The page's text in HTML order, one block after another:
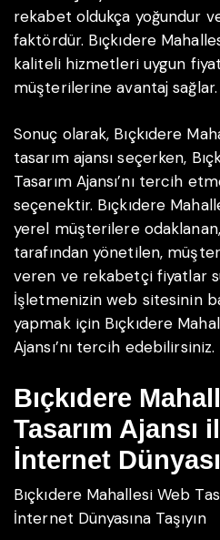
rekabet oldukça yoğundur
faktördür. Bıçkıdere
kaliteli hizmetleri uygun
müşterilerine avantaj sağlar.
Sonuç olarak, Bıçkıdere
tasarım ajansı seçerken,
Tasarım Ajansı’nı tercih
seçenektir. Bıçkıdere
yerel müşterilere
tarafından yönetilen,
veren ve rekabetçi fiyatlar
İşletmenizin web sitesinin
yapmak için Bıçkıdere
Ajansı’nı tercih edebilirsiniz.
Bıçkıdere
Tasarım Ajansı
İnternet
Bıçkıdere Mahallesi Web
İnternet Dünyasına Taşıyın